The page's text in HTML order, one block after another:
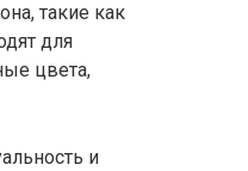
такие как
для
цвета,
и